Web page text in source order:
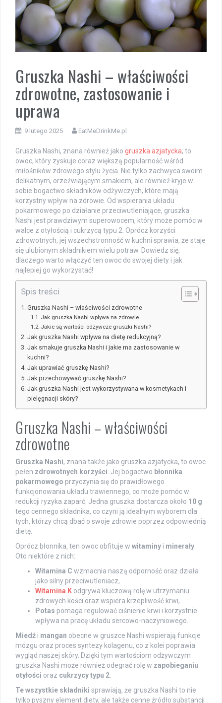
Gruszka Nashi – właściwości
zdrowotne, zastosowanie i
uprawa
9 lutego 2025 EatMeDrinkMe.pl
Gruszka Nashi, znana również jako gruszka azjatycka, to
owoc, który zyskuje coraz większą popularność wśród
miłośników zdrowego stylu życia. Nie tylko zachwyca swoim
delikatnym, orzeźwiającym smakiem, ale również kryje w
sobie bogactwo składników odżywczych, które mają
korzystny wpływ na zdrowie. Od wspierania układu
pokarmowego po działanie przeciwutleniające, gruszka
Nashi jest prawdziwym superowocem, który może pomóc w
walce z otyłością i cukrzycą typu 2. Oprócz korzyści
zdrowotnych, jej wszechstronność w kuchni sprawia, że staje
się ulubionym składnikiem wielu potraw. Dowiedz się,
dlaczego warto włączyć ten owoc do swojej diety i jak
najlepiej go wykorzystać!
Spis treści
Gruszka Nashi – właściwości zdrowotne
Jak gruszka Nashi wpływa na zdrowie
Jakie są wartości odżywcze gruszki Nashi?
Jak gruszka Nashi wpływa na dietę redukcyjną?
Jak smakuje gruszka Nashi i jakie ma zastosowanie w
kuchni?
Jak uprawiać gruszkę Nashi?
Jak przechowywać gruszkę Nashi?
Jak gruszka Nashi jest wykorzystywana w kosmetykach i
pielęgnacji skóry?
Gruszka Nashi – właściwości
zdrowotne
Gruszka Nashi, znana także jako gruszka azjatycka, to owoc
pełen zdrowotnych korzyści . Jej bogactwo błonnika
pokarmowego przyczynia się do prawidłowego
funkcjonowania układu trawiennego, co może pomóc w
redukcji ryzyka zaparć. Jedna gruszka dostarcza około 10 g
tego cennego składnika, co czyni ją idealnym wyborem dla
tych, którzy chcą dbać o swoje zdrowie poprzez odpowiednią
dietę.
Oprócz błonnika, ten owoc obfituje w witaminy i minerały
Oto niektóre z nich:
Witamina C wzmacnia naszą odporność oraz działa
jako silny przeciwutleniacz,
Witamina K odgrywa kluczową rolę w utrzymaniu
zdrowych kości oraz wspiera krzepliwość krwi,
Potas pomaga regulować ciśnienie krwi i korzystnie
wpływa na pracę układu sercowo-naczyniowego.
Miedź i mangan obecne w gruszce Nashi wspierają funkcje
mózgu oraz proces syntezy kolagenu, co z kolei poprawia
wygląd naszej skóry. Dzięki tym wartościom odżywczym
gruszka Nashi może również odegrać rolę w zapobieganiu
otyłości oraz cukrzycy typu 2
Te wszystkie składniki sprawiają, że gruszka Nashi to nie
tylko pyszny element diety, ale także cenne źródło substancji